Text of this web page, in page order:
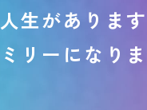
人生があ り ま す
ミ リ ー に な り ま